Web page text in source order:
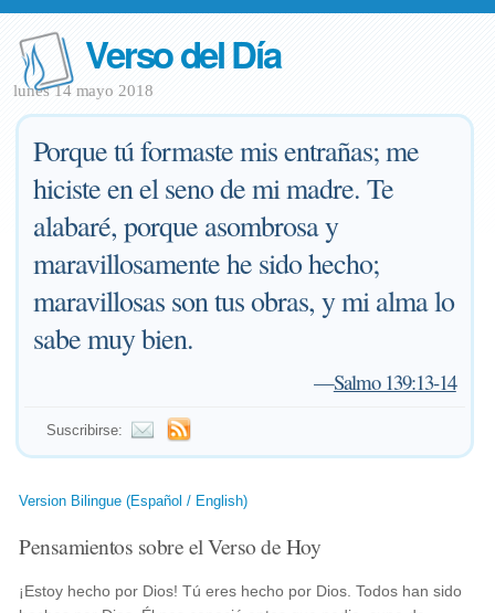
Verso del Día
lunes 14 mayo 2018
Porque tú formaste mis entrañas; me
hiciste en el seno de mi madre. Te
alabaré, porque asombrosa y
maravillosamente he sido hecho;
maravillosas son tus obras, y mi alma lo
sabe muy bien.
—Salmo 139:13-14
Suscribirse:
Version Bilingue (Español / English)
Pensamientos sobre el Verso de Hoy
¡Estoy hecho por Dios! Tú eres hecho por Dios. Todos han sido